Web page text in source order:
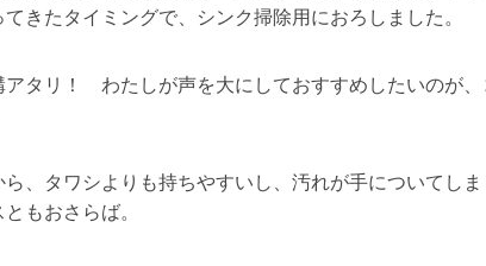
きたタイミングで、シンク掃除用におろしました。
アタリ！ わたしが声を大にしておすすめしたいのが
ら、タワシよりも持ちやすいし、汚れが手についてし
もおさらば。